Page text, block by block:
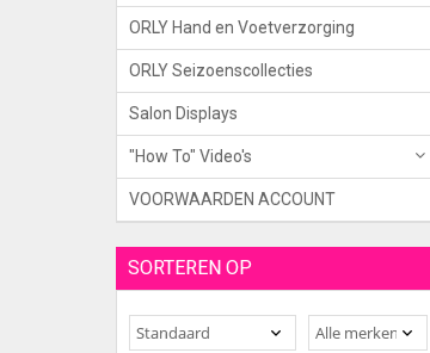
ORLY Hand en Voetverzorging
ORLY Seizoenscollecties
Salon Displays
"How To" Video's
VOORWAARDEN ACCOUNT
SORTEREN OP